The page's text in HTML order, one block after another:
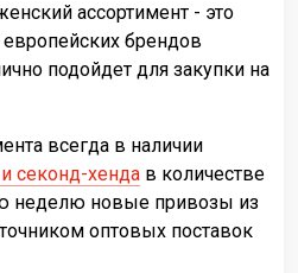
ассортимент - это
брендов
подойдет для закупки на
всегда в наличии
секонд-хенда в количестве
неделю новые привозы из
оптовых поставок